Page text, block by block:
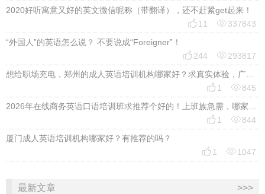
2020好听寓意又好的英文微信昵称（带翻译），还不赶紧get起来！
 11 337843
“外国人”的英语怎么说？ 不要说成“Foreigner”！
 244 293817
想给职场充电，郑州的成人英语培训机构哪家好？求真实体验，广告勿扰，感谢！
 1 845
2026年在线商务英语口语培训班求推荐个好的！上班族急需，哪家好？
 1 844
厦门成人英语培训机构哪家好？有推荐的吗？
 1 1047
最新文章 >>>